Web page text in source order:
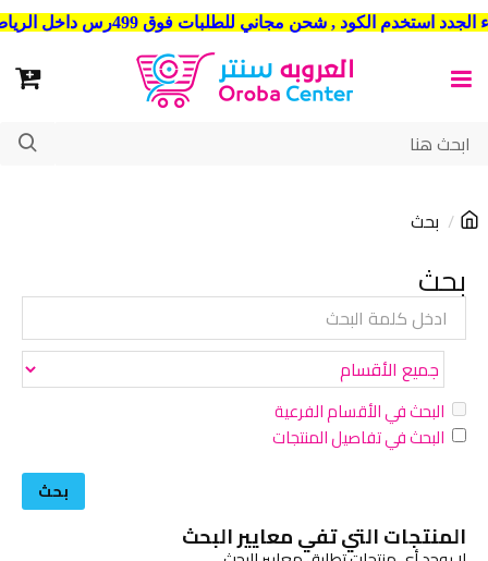
شحن مجاني للطلبات فوق 499رس داخل الرياض . وشحن الي جميع مدن المملكة العربية السعودية
بحث
بحث
البحث في الأقسام الفرعية
البحث في تفاصيل المنتجات
بحث
المنتجات التي تفي معايير البحث